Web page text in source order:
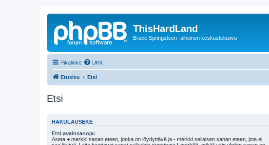
ThisHardLand
Bruce Springsteen -aiheinen keskustelusivu
Pikalinkit UKK
Etusivu Etsi
Etsi
HAKULAUSEKE
Etsi avainsanoja:
Aseta + merkki sanan eteen, jonka on löydyttävä ja - merkki sellaisen sanan eteen, jota ei